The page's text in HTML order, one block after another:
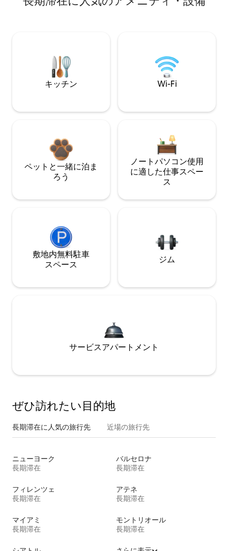
キッチン Wi-Fi
ペットと一緒に泊ま
ろう
ノートパソコン使用
に適した仕事スペー
ス
敷地内無料駐⁠車
ス⁠ペ⁠ー⁠ス
ジム
サービスアパートメント
ぜひ訪⁠れ⁠た⁠い目⁠的⁠地
長期滞在に人気の旅行先 近場の旅行先
ニューヨーク
長期滞在
バルセロナ
長期滞在
フィレンツェ
長期滞在
アテネ
長期滞在
マイアミ
長期滞在
モントリオール
長期滞在